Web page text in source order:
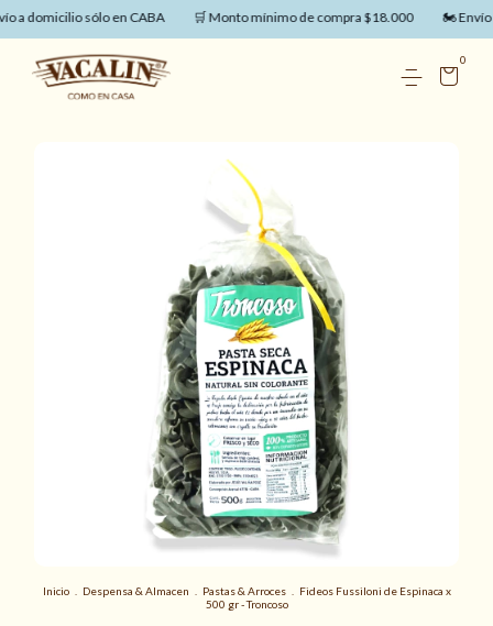
a domicilio sólo en CABA 🛒 Monto mínimo de compra $18.000 🏍️ Envío
0
Inicio Despensa & Almacen Pastas & Arroces
Fideos Fussiloni de Espinaca x
500 gr - Troncoso